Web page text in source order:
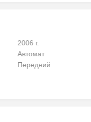
2006 г.
Автомат
Передний